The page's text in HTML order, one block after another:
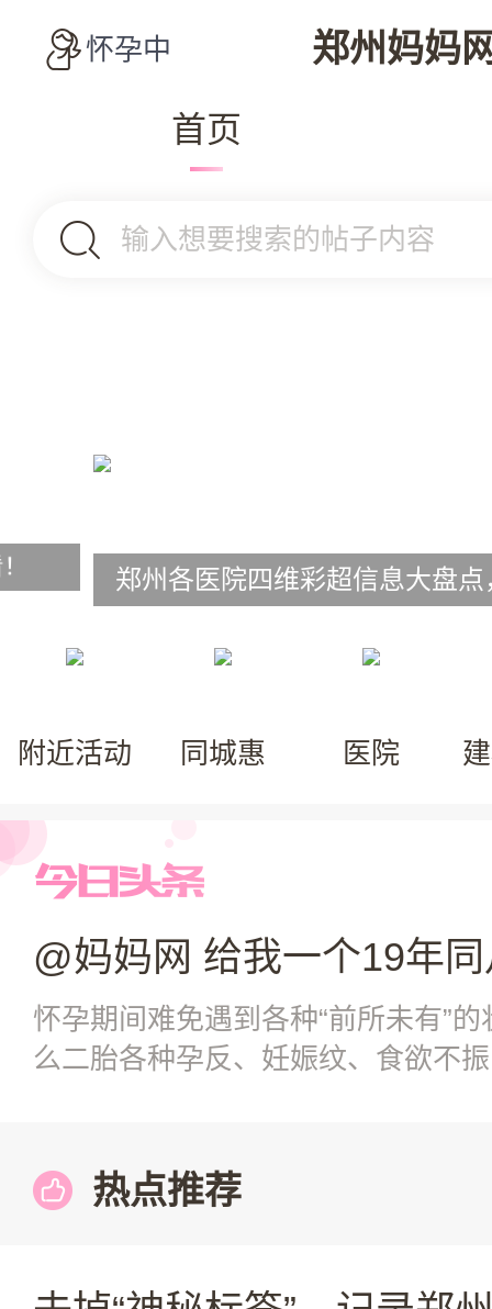
怀孕中 郑州妈妈
首页
输入想要搜索的帖子内容
附近活动 同城惠 医院
@妈妈网 给我一个19年
怀孕期间难免遇到各种“前所未有”
么二胎各种孕反、妊娠纹、食欲不
热点推荐